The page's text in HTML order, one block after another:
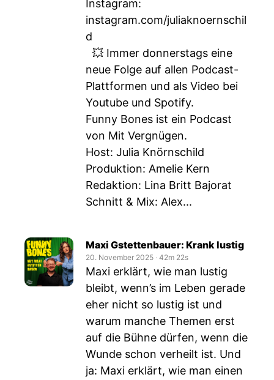
Instagram:
instagram.com/juliaknoernschil
d
💥 Immer donnerstags eine
neue Folge auf allen Podcast-
Plattformen und als Video bei
Youtube und Spotify.
Funny Bones ist ein Podcast
von Mit Vergnügen.
Host: Julia Knörnschild
Produktion: Amelie Kern
Redaktion: Lina Britt Bajorat
Schnitt & Mix: Alex...
Maxi Gstettenbauer: Krank lustig
20. November 2025 ‧ 42m 22s
Maxi erklärt, wie man lustig
bleibt, wenn’s im Leben gerade
eher nicht so lustig ist und
warum manche Themen erst
auf die Bühne dürfen, wenn die
Wunde schon verheilt ist. Und
ja: Maxi erklärt, wie man einen